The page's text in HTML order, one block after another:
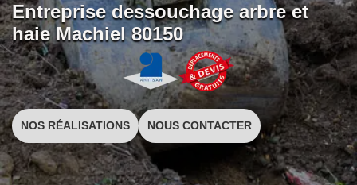
Entreprise dessouchage arbre et
haie Machiel 80150
NOS RÉALISATIONS NOUS CONTACTER